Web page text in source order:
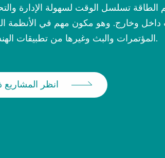
تسلسل الوقت لسهولة الإدارة
وخارج. وهو مكون مهم في الأنظمة
المؤتمرات والبث وغيرها من تطبيقات الهندسة الكهربائية.